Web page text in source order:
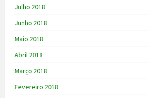
Julho 2018
Junho 2018
Maio 2018
Abril 2018
Março 2018
Fevereiro 2018